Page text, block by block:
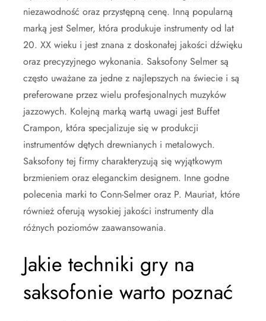
niezawodność oraz przystępną cenę. Inną popularną
marką jest Selmer, która produkuje instrumenty od lat
20. XX wieku i jest znana z doskonałej jakości dźwięku
oraz precyzyjnego wykonania. Saksofony Selmer są
często uważane za jedne z najlepszych na świecie i są
preferowane przez wielu profesjonalnych muzyków
jazzowych. Kolejną marką wartą uwagi jest Buffet
Crampon, która specjalizuje się w produkcji
instrumentów dętych drewnianych i metalowych.
Saksofony tej firmy charakteryzują się wyjątkowym
brzmieniem oraz eleganckim designem. Inne godne
polecenia marki to Conn-Selmer oraz P. Mauriat, które
również oferują wysokiej jakości instrumenty dla
różnych poziomów zaawansowania.
Jakie techniki gry na
saksofonie warto poznać